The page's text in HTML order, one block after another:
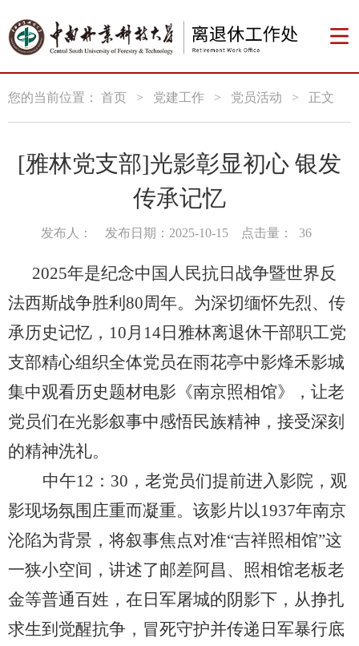
您的当前位置： 首页 > 党建工作 > 党员活动 > 正文
[雅林党支部]光影彰显初心 银发
传承记忆
发布人： 发布日期：2025-10-15 点击量： 36
2025年是纪念中国人民抗日战争暨世界反
法西斯战争胜利 80周年。 为深切缅怀先烈、传
承历史记忆， 10月 14日雅林离退休干部职工党
支部精心组织全体党员在雨花亭中影烽禾影城
集中观看历史题材电影《南京照相馆》，让老
党员们在光影叙事中感悟民族精神，接受深刻
的精神洗礼。
中午12 ： 30 ，老党员们提前进入影院，观
影现场氛围庄重而凝重。 该影片以1937年南京
沦陷为背景，将叙事焦点对准“吉祥照相馆”这
一狭小空间，讲述了邮差阿昌、照相馆老板老
金等普通百姓，在日军屠城的阴影下，从挣扎
求生到觉醒抗争，冒死守护并传递日军暴行底